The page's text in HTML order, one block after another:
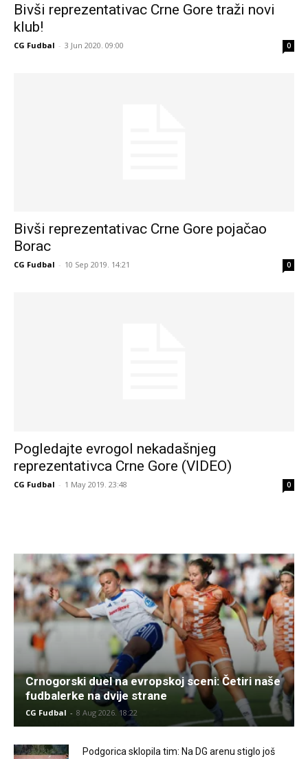
Bivši reprezentativac Crne Gore traži novi
klub!
CG Fudbal - 3 Jun 2020. 09:00 0
Bivši reprezentativac Crne Gore pojačao
Borac
CG Fudbal - 10 Sep 2019. 14:21 0
Pogledajte evrogol nekadašnjeg
reprezentativca Crne Gore (VIDEO)
CG Fudbal - 1 May 2019. 23:48 0
Crnogorski duel na evropskoj sceni: Četiri naše
fudbalerke na dvije strane
CG Fudbal - 8 Aug 2026. 18:22
Podgorica sklopila tim: Na DG arenu stiglo još